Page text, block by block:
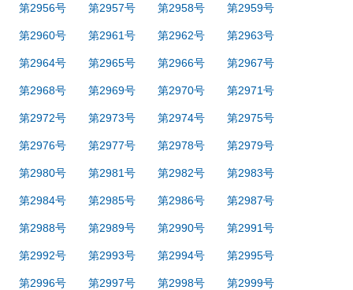
第2956号 第2957号 第2958号 第2959号
第2960号 第2961号 第2962号 第2963号
第2964号 第2965号 第2966号 第2967号
第2968号 第2969号 第2970号 第2971号
第2972号 第2973号 第2974号 第2975号
第2976号 第2977号 第2978号 第2979号
第2980号 第2981号 第2982号 第2983号
第2984号 第2985号 第2986号 第2987号
第2988号 第2989号 第2990号 第2991号
第2992号 第2993号 第2994号 第2995号
第2996号 第2997号 第2998号 第2999号